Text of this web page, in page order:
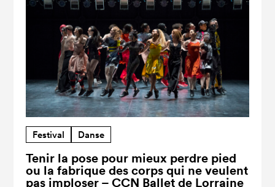
Festival Danse
Tenir la pose pour mieux perdre pied
ou la fabrique des corps qui ne veulent
pas imploser – CCN Ballet de Lorraine